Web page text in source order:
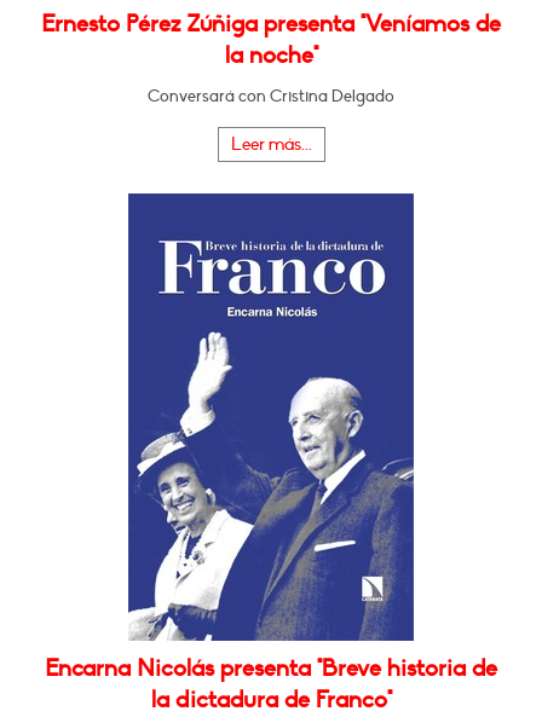
Ernesto Pérez Zúñiga presenta "Veníamos de
la noche"
Conversará con Cristina Delgado
Leer más...
Encarna Nicolás presenta "Breve historia de
la dictadura de Franco"